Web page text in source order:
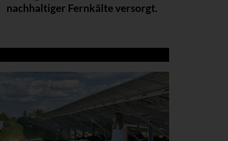
nachhaltiger Fernkälte versorgt.